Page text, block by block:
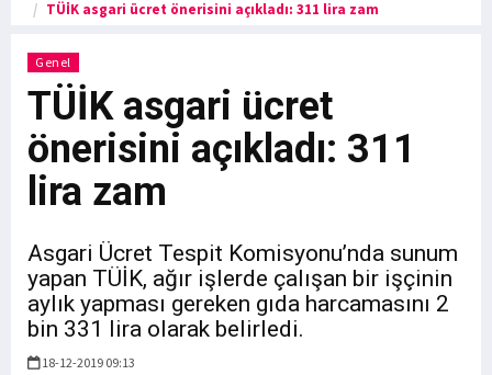
TÜİK asgari ücret önerisini açıkladı: 311 lira zam
Genel
TÜİK asgari ücret
önerisini açıkladı: 311
lira zam
Asgari Ücret Tespit Komisyonu’nda sunum
yapan TÜİK, ağır işlerde çalışan bir işçinin
aylık yapması gereken gıda harcamasını 2
bin 331 lira olarak belirledi.
18-12-2019 09:13